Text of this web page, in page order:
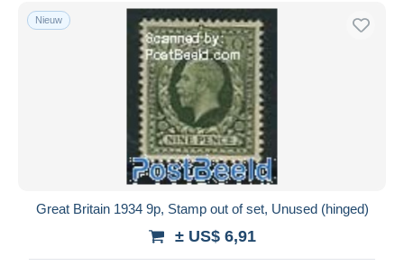
Gratis levering
PayPal
Bankoverschrijving
Mastercard
Bancontact
Nieuw
Great Britain 1934 9p, Stamp out of set, Unused (hinged)
± US$ 6,91